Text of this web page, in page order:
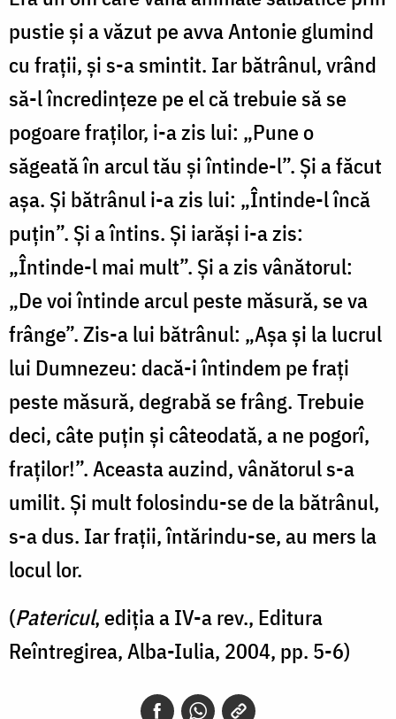
pustie și a văzut pe avva Antonie glumind
cu fraţii, şi s-a smintit. Iar bătrânul, vrând
să-l încredințeze pe el că trebuie să se
pogoare fraţilor, i-a zis lui: „Pune o
săgeată în arcul tău şi întinde-l”. Şi a făcut
aşa. Și bătrânul i-a zis lui: „Întinde-l încă
puțin”. Și a întins. Și iarăși i-a zis:
„Întinde-l mai mult”. Și a zis vânătorul:
„De voi întinde arcul peste măsură, se va
frânge”. Zis-a lui bătrânul: „Aşa şi la lucrul
lui Dumnezeu: dacă-i întindem pe fraţi
peste măsură, degrabă se frâng. Trebuie
deci, câte puțin și câteodată, a ne pogorî,
fraților!”. Aceasta auzind, vânătorul s-a
umilit. Și mult folosindu-se de la bătrânul,
s-a dus. Iar fraţii, întărindu-se, au mers la
locul lor.
(Patericul, ediția a IV-a rev., Editura
Reîntregirea, Alba-Iulia, 2004, pp. 5-6)